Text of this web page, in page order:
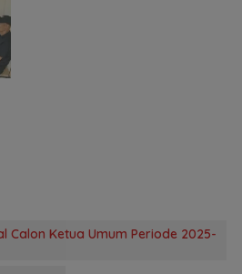
Calon Ketua Umum Periode 2025-